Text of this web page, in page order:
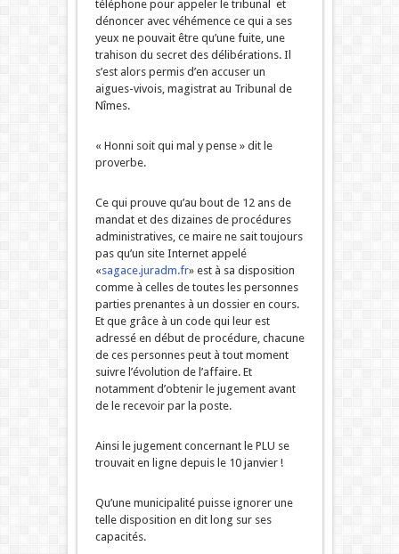
téléphone pour appeler le tribunal et
dénoncer avec véhémence ce qui a ses
yeux ne pouvait être qu’une fuite, une
trahison du secret des délibérations. Il
s’est alors permis d’en accuser un
aigues-vivois, magistrat au Tribunal de
Nîmes.
« Honni soit qui mal y pense » dit le
proverbe.
Ce qui prouve qu’au bout de 12 ans de
mandat et des dizaines de procédures
administratives, ce maire ne sait toujours
pas qu’un site Internet appelé
«sagace.juradm.fr» est à sa disposition
comme à celles de toutes les personnes
parties prenantes à un dossier en cours.
Et que grâce à un code qui leur est
adressé en début de procédure, chacune
de ces personnes peut à tout moment
suivre l’évolution de l’affaire. Et
notamment d’obtenir le jugement avant
de le recevoir par la poste.
Ainsi le jugement concernant le PLU se
trouvait en ligne depuis le 10 janvier !
Qu’une municipalité puisse ignorer une
telle disposition en dit long sur ses
capacités.